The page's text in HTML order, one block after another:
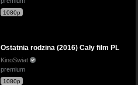
1080p
Ostatnia rodzina (2016) Cały film PL
KinoSwiat
premium
1080p